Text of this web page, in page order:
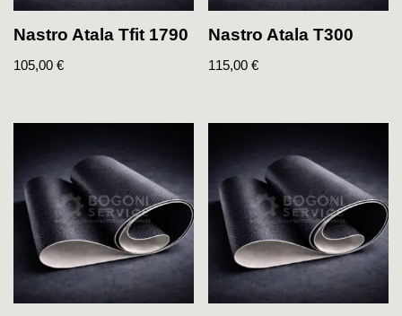
Nastro Atala Tfit 1790
105,00 €
Nastro Atala T300
115,00€